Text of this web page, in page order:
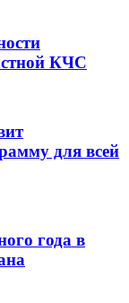
КЧС
для всей
года в